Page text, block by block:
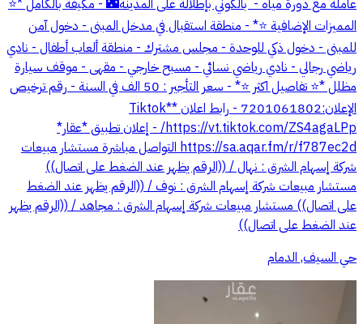
عامله مع دورة مياه - ⁠ بالكوني بإطلالة على المدينة🌃 - ⁠مكيفة بالكامل *⭐️
المميزات الإضافية ⭐️* - ⁠منطقة استقبال في مدخل المبنى - ⁠دخول آمن
للمبنى - ⁠دخول ذكي للوحدة - ⁠مجلس مشترك - ⁠منطقة ألعاب أطفال - ⁠نادي
رياضي رجالي - ⁠نادي رياضي نسائي - ⁠مسبح خارجي - ⁠مقهى - ⁠موقف سيارة
مظلل *⭐️ تفاصيل اكثر ⭐️* - ⁠سعر التأجير : 50 الف في السنة - ⁠رقم ترخيص
الإعلان:7201061802 - رابط اعلان *Tiktok*
https://vt.tiktok.com/ZS4agaLPp/ - إعلان تطبيق *عقار*
https://sa.aqar.fm/r/f787ec2d التواصل مباشرة مستشار مبيعات
شركة إسهام الشرق : نهال / ((الرقم يظهر عند الضغط على اتصال))
مستشار مبيعات شركة إسهام الشرق : نوف / ((الرقم يظهر عند الضغط
على اتصال)) مستشار مبيعات شركة إسهام الشرق : مجاهد / ((الرقم يظهر
عند الضغط على اتصال))
حي السيف, الدمام